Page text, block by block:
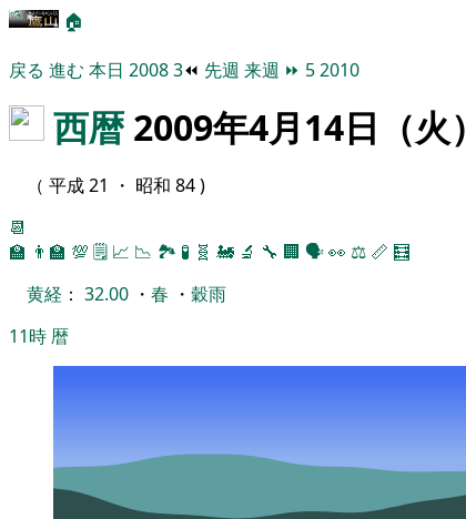
🏠
戻る 進む 本日 20083⏪ 先週 来週 ⏩ 52010
西暦 2009年4月14日（火）
（ 平成 21 ・ 昭和 84 )
📆
🏫 👨‍🏫 💯 🗒️ 📈 📉 🏞 🧪 🧬 🚂 🔬 🔧 🏢 🗣️👀 ⚖️ 📏 🧮
黄経 ： 32.00 ・ 春 ・ 穀雨
11時 暦